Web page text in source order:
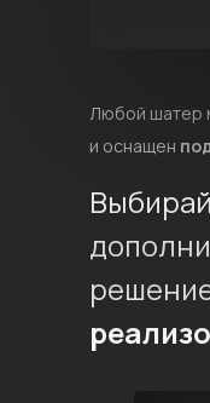
Любой шатер
и оснащен